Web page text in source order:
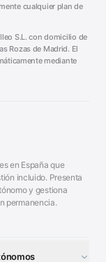
cualquier plan de
S.L. con domicilio de
Rozas de Madrid. El
mediante
en España que
incluido. Presenta
y gestiona
permanencia.